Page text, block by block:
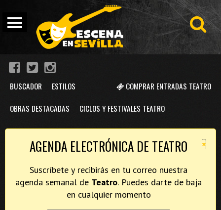
COMPRAR ENTRADAS TEATRO
BUSCADOR ESTILOS
OBRAS DESTACADAS CICLOS Y FESTIVALES TEATRO
×
AGENDA ELECTRÓNICA DE TEATRO
Suscríbete y recibirás en tu correo nuestra
agenda semanal de Teatro. Puedes darte de baja
en cualquier momento